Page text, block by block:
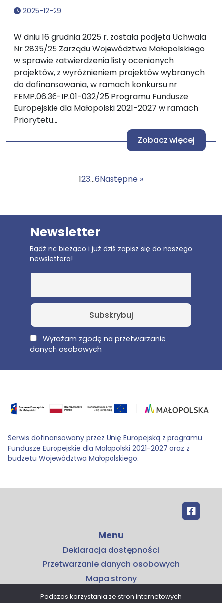
2025-12-29
W dniu 16 grudnia 2025 r. została podjęta Uchwała
Nr 2835/25 Zarządu Województwa Małopolskiego
w sprawie zatwierdzenia listy ocenionych
projektów, z wyróżnieniem projektów wybranych
do dofinansowania, w ramach konkursu nr
FEMP.06.36-IP.01-032/25 Programu Fundusze
Europejskie dla Małopolski 2021-2027 w ramach
Priorytetu...
Zobacz więcej
123…6Następne »
Newsletter
Bądź na bieżąco i już dziś zapisz się do naszego
newslettera!
E-MailWyrażam zgodę na przetwarzanie
danych osobowych
Serwis dofinansowany przez Unię Europejską z programu
Fundusze Europejskie dla Małopolski 2021-2027 oraz z
budżetu Województwa Małopolskiego.
Menu
Deklaracja dostępności
Przetwarzanie danych osobowych
Mapa strony
Kontakt
Podczas korzystania ze stron internetowych